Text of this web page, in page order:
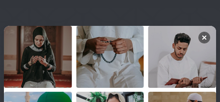
Haji Naji Memorial Trust